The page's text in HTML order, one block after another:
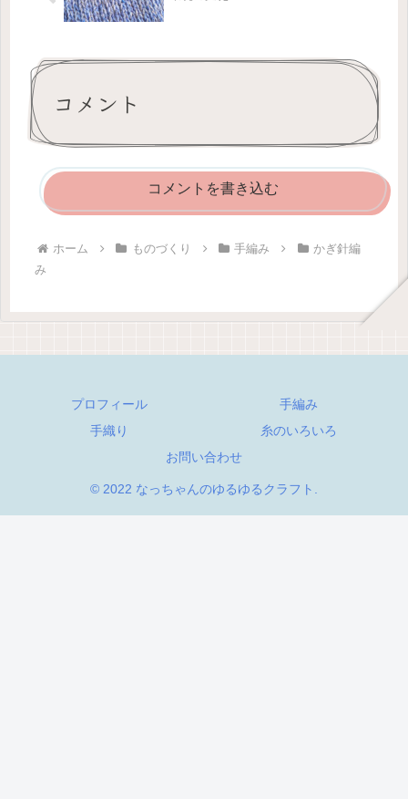
コメント
コメントを書き込む
ホーム ものづくり 手編み
かぎ針編
み
プロフィール
手編み
手織り
糸のいろいろ
お問い合わせ
© 2022 なっちゃんのゆるゆるクラフト.